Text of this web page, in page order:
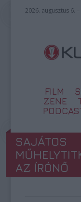
2026. augusztus 6.
FILM
ZENE
SAJÁTOS
AZ ÍRÓNŐ